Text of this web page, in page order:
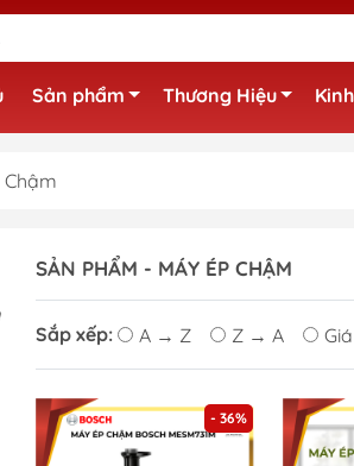
Sản phẩm Thương Hiệu
SẢN PHẨM - MÁY ÉP CHẬM
Sắp xếp: A → Z Z → A
- 36%